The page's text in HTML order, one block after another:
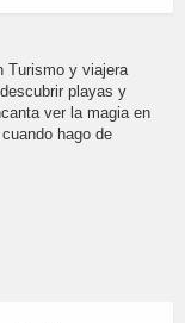
Turismo y viajera
playas y
ver la magia en
hago de